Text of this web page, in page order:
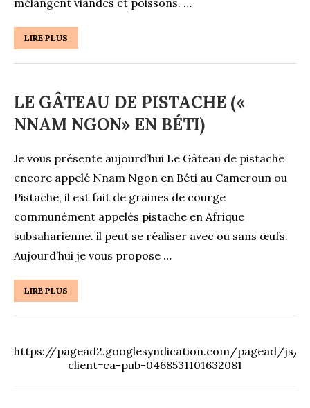
LIRE PLUS
LE GÂTEAU DE PISTACHE («
NNAM NGON» EN BÉTI)
Je vous présente aujourd’hui Le Gâteau de pistache
encore appelé Nnam Ngon en Béti au Cameroun ou
Pistache, il est fait de graines de courge
communément appelés pistache en Afrique
subsaharienne. il peut se réaliser avec ou sans œufs.
Aujourd’hui je vous propose …
LIRE PLUS
https://pagead2.googlesyndication.com/pagead/js/
client=ca-pub-0468531101632081